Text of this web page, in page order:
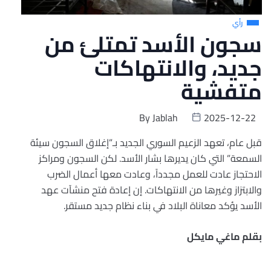
رأي
سجون الأسد تمتلئ من
جديد، والانتهاكات
متفشية
ByJablah
2025-12-22
قبل عام، تعهد الزعيم السوري الجديد بـ”إغلاق السجون سيئة
السمعة” التي كان يديرها بشار الأسد. لكن السجون ومراكز
الاحتجاز عادت للعمل مجدداً، وعادت معها أعمال الضرب
والابتزاز وغيرها من الانتهاكات. إن إعادة فتح منشآت عهد
الأسد يؤكد معاناة البلاد في بناء نظام جديد مستقر.
بقلم ماغي مايكل